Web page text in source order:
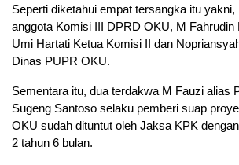
Seperti diketahui empat tersangka itu
anggota Komisi III DPRD OKU, M Fahrudin
Umi Hartati Ketua Komisi II dan
Dinas PUPR OKU.
Sementara itu, dua terdakwa M Fauzi alias
Sugeng Santoso selaku pemberi suap
OKU sudah dituntut oleh Jaksa KPK
2 tahun 6 bulan.